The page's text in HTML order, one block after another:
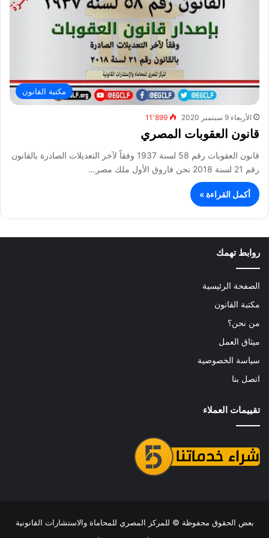
مكتبة القانون
الأربعاء 9 سبتمبر 2020 11٬899
قانون العقوبات المصري
قانون العقوبات رقم 58 لسنة 1937 وفقاً لآخر التعديلات الصادرة بالقانون
رقم 21 لسنة 2018 نحن فاروق الأول ملك مصر…
أكمل القراءة »
روابط تهمك
الصفحة الرئيسية
مكتبة القانون
من نحن؟
ميثاق العمل
سياسة الخصوصية
اتصل بنا
تقييمات العملاء
بعض الحقوق محفوظة © للمركز المصري للمحاماة والاستشارات القانونية